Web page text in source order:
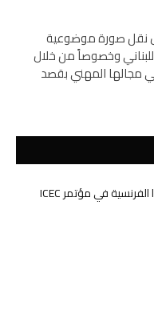
نقل صورة موضوعية
وخصوصاً من خلال
مجالها المهني بقصد
إبنة الفيحاء سنا حسن خالد تمثل جامعة أرتوا الفرنسية في مؤتمر ICEC